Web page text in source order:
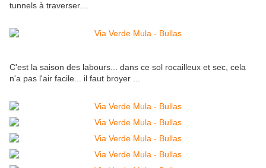
tunnels à traverser....
C'est la saison des labours... dans ce sol rocailleux et sec, cela
n'a pas l'air facile... il faut broyer ...